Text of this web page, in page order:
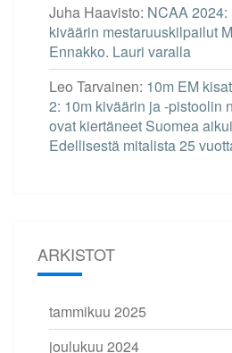
Juha Haavisto: NCAA
kiväärin mestaruuskilpailut
Ennakko. Lauri varalla
Leo Tarvainen: 10m EM
2: 10m kiväärin ja -pistoolin
ovat kiertäneet Suomea
Edellisestä mitalista 25
ARKISTOT
tammikuu 2025
joulukuu 2024